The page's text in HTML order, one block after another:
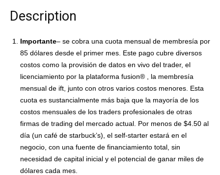
Description
Importante– se cobra una cuota mensual de membresía por
85 dólares desde el primer mes. Este pago cubre diversos
costos como la provisión de datos en vivo del trader, el
licenciamiento por la plataforma fusion® , la membresía
mensual de ift, junto con otros varios costos menores. Esta
cuota es sustancialmente más baja que la mayoría de los
costos mensuales de los traders profesionales de otras
firmas de trading del mercado actual. Por menos de $4.50 al
día (un café de starbuck’s), el self-starter estará en el
negocio, con una fuente de financiamiento total, sin
necesidad de capital inicial y el potencial de ganar miles de
dólares cada mes.